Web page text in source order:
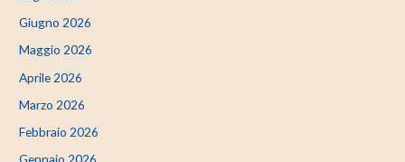
Giugno 2026
Maggio 2026
Aprile 2026
Marzo 2026
Febbraio 2026